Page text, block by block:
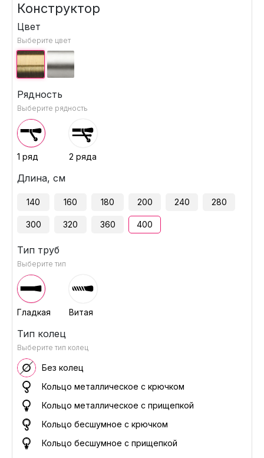
Конструктор
Цвет
Выберите цвет
Рядность
Выберите рядность
1 ряд 2 ряда
Длина, см
140 160 180 200 240 280
300 320 360 400
Тип труб
Выберите тип
Гладкая Витая
Тип колец
Выберите тип колец
Без колец
Кольцо металлическое с крючком
Кольцо металлическое с прищепкой
Кольцо бесшумное с крючком
Кольцо бесшумное с прищепкой